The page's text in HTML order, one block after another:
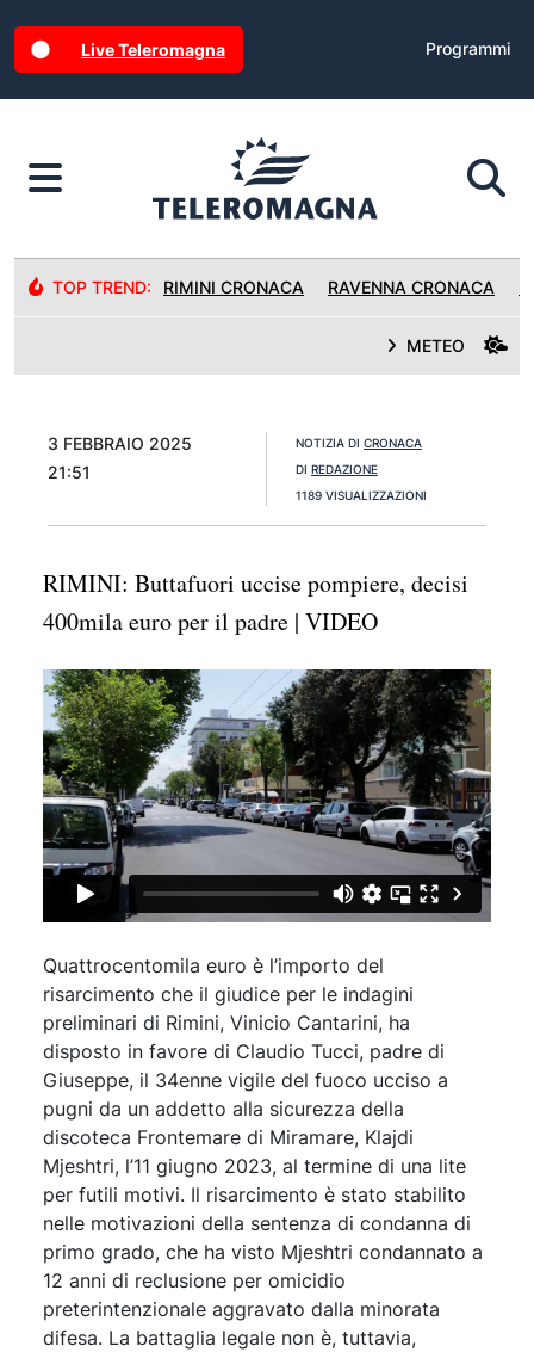
Live Teleromagna Programmi
TOP TREND: RIMINI CRONACA RAVENNA CRONACA
METEO
3 FEBBRAIO 2025
21:51
NOTIZIA DI CRONACA
DI REDAZIONE
1189 VISUALIZZAZIONI
RIMINI: Buttafuori uccise pompiere, decisi
400mila euro per il padre | VIDEO
Quattrocentomila euro è l’importo del
risarcimento che il giudice per le indagini
preliminari di Rimini, Vinicio Cantarini, ha
disposto in favore di Claudio Tucci, padre di
Giuseppe, il 34enne vigile del fuoco ucciso a
pugni da un addetto alla sicurezza della
discoteca Frontemare di Miramare, Klajdi
Mjeshtri, l’11 giugno 2023, al termine di una lite
per futili motivi. Il risarcimento è stato stabilito
nelle motivazioni della sentenza di condanna di
primo grado, che ha visto Mjeshtri condannato a
12 anni di reclusione per omicidio
preterintenzionale aggravato dalla minorata
difesa. La battaglia legale non è, tuttavia,